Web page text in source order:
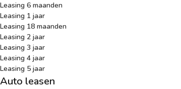
Leasing 6 maanden
Leasing 1 jaar
Leasing 18 maanden
Leasing 2 jaar
Leasing 3 jaar
Leasing 4 jaar
Leasing 5 jaar
Auto leasen